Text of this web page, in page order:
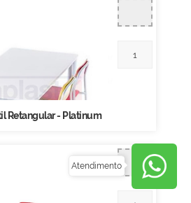
Retangular - Platinum
Atendimento